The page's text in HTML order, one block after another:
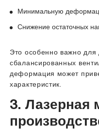
Минимальную
Снижение остаточных
Это особенно важно для
сбалансированных
деформация может
характеристик.
3. Лазерная